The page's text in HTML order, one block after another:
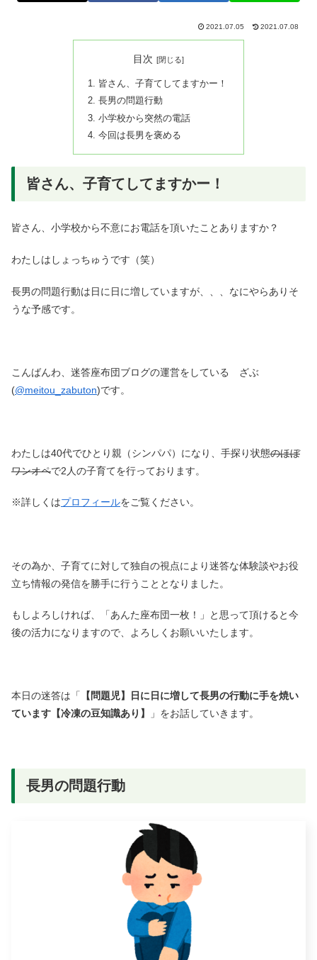
2021.07.05 2021.07.08
目次
皆さん、子育てしてますかー！
長男の問題行動
小学校から突然の電話
今回は長男を褒める
皆さん、子育てしてますかー！
皆さん、小学校から不意にお電話を頂いたことありますか？
わたしはしょっちゅうです（笑）
長男の問題行動は日に日に増していますが、、、なにやらありそ
うな予感です。
こんばんわ、迷答座布団ブログの運営をしている ざぶ
(@meitou_zabuton)です。
わたしは40代でひとり親（シンパパ）になり、手探り状態のほぼ
ワンオペで2人の子育てを行っております。
※詳しくはプロフィールをご覧ください。
その為か、子育てに対して独自の視点により迷答な体験談やお役
立ち情報の発信を勝手に行うこととなりました。
もしよろしければ、「あんた座布団一枚！」と思って頂けると今
後の活力になりますので、よろしくお願いいたします。
本日の迷答は「
【問題児】日に日に増して長男の行動に手を焼い
ています【冷凍の豆知識あり】
」をお話していきます。
長男の問題行動